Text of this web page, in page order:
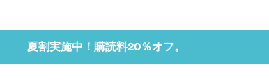
夏割実施中！購読料20％オフ。